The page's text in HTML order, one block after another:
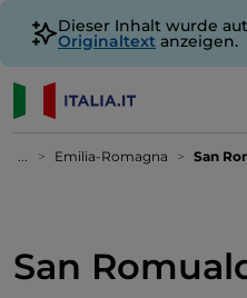
Dieser Inhalt wurde
Originaltext anzeigen.
... Emilia-Romagna San
San